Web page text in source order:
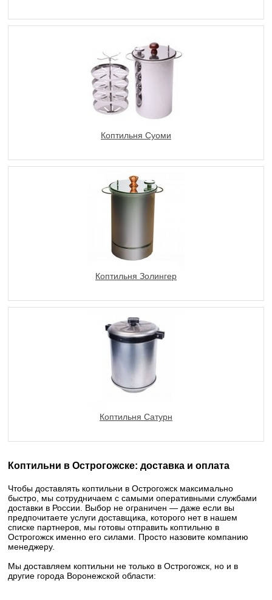
Коптильня Суоми
Коптильня Золингер
Коптильня Сатурн
Коптильни в Острогожске: доставка и оплата
Чтобы доставлять коптильни в Острогожск максимально
быстро, мы сотрудничаем с самыми оперативными службами
доставки в России. Выбор не ограничен — даже если вы
предпочитаете услуги доставщика, которого нет в нашем
списке партнеров, мы готовы отправить коптильню в
Острогожск именно его силами. Просто назовите компанию
менеджеру.
Мы доставляем коптильни не только в Острогожск, но и в
другие города Воронежской области: